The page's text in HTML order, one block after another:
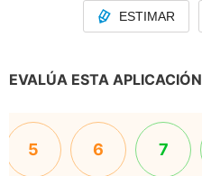
ESTIMAR
EVALÚA ESTA APLICACIÓN
5 6 7